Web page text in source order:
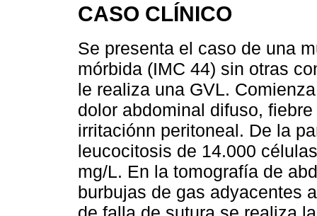
CASO CLÍNICO
Se presenta el caso de una
mórbida (IMC 44) sin otras
le realiza una GVL.
dolor abdominal difuso,
irritaciónn peritoneal. De la
leucocitosis de 14.000
mg/L. En la tomografía de
burbujas de gas adyacentes